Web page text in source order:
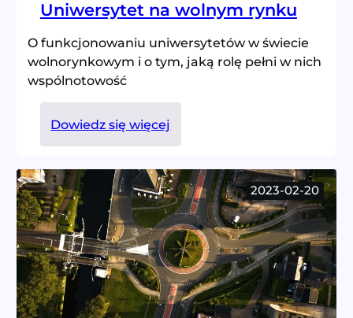
Uniwersytet na wolnym rynku
O funkcjonowaniu uniwersytetów w świecie
wolnorynkowym i o tym, jaką rolę pełni w nich
wspólnotowość
Dowiedz się więcej
Uniwersytet
wolnym
rynku
2023-02-20